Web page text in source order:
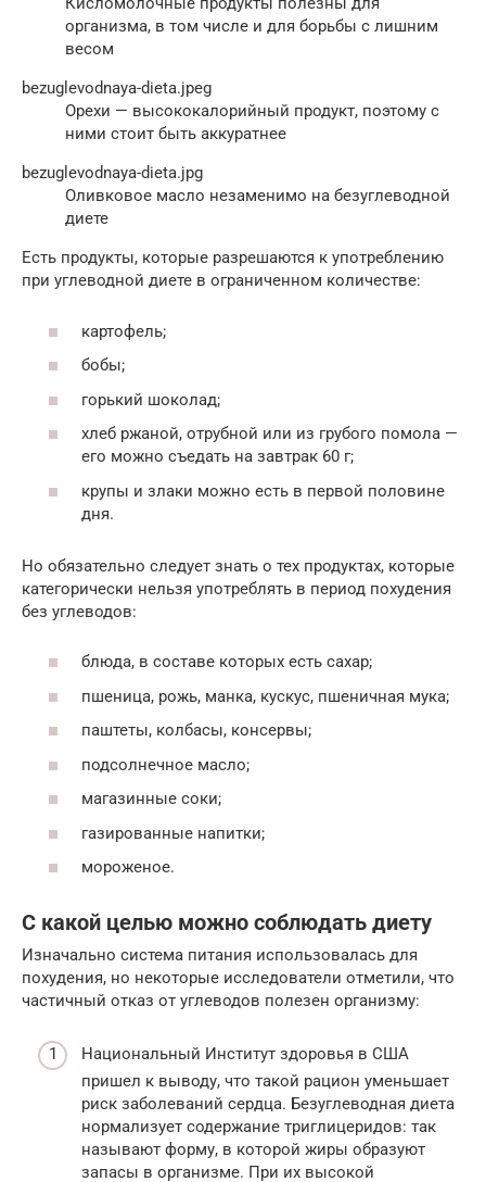
организма, в том числе и для борьбы с лишним
весом
bezuglevodnaya-dieta.jpeg
Орехи — высококалорийный продукт, поэтому с
ними стоит быть аккуратнее
bezuglevodnaya-dieta.jpg
Оливковое масло незаменимо на безуглеводной
диете
Есть продукты, которые разрешаются к употреблению
при углеводной диете в ограниченном количестве:
картофель;
бобы;
горький шоколад;
хлеб ржаной, отрубной или из грубого помола —
его можно съедать на завтрак 60 г;
крупы и злаки можно есть в первой половине
дня.
Но обязательно следует знать о тех продуктах, которые
категорически нельзя употреблять в период похудения
без углеводов:
блюда, в составе которых есть сахар;
пшеница, рожь, манка, кускус, пшеничная мука;
паштеты, колбасы, консервы;
подсолнечное масло;
магазинные соки;
газированные напитки;
мороженое.
С какой целью можно соблюдать диету
Изначально система питания использовалась для
похудения, но некоторые исследователи отметили, что
частичный отказ от углеводов полезен организму:
Национальный Институт здоровья в США
пришел к выводу, что такой рацион уменьшает
риск заболеваний сердца. Безуглеводная диета
нормализует содержание триглицеридов: так
называют форму, в которой жиры образуют
запасы в организме. При их высокой